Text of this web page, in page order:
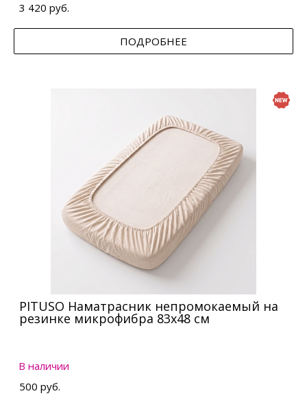
3 420 руб.
ПОДРОБНЕЕ
PITUSO Наматрасник непромокаемый на
резинке микрофибра 83х48 см
В наличии
500 руб.